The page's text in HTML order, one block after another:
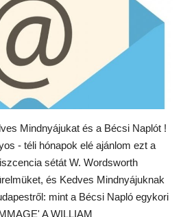
Mindnyájukat és a Bécsi Naplót !
- téli hónapok elé ajánlom ezt a
sétát W. Wordsworth
és Kedves Mindnyájuknak
mint a Bécsi Napló egykori
A WILLIAM